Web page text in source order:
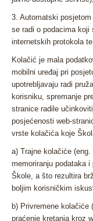
3. Automatski
se radi o podacima koji
internetskih protokola
Kolačić je mala
mobilni uređaj pri
upotrebljavaju radi
korisniku, spremanje
stranice radile
posjećenosti web-
vrste kolačića koje
a) Trajne kolačiće
memoriranju podataka
Škole, a što rezultira
boljim korisničkim
b) Privremene kolačiće
praćenje kretanja kroz